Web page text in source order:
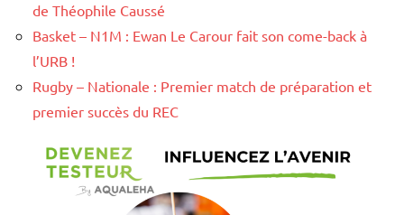
de Théophile Caussé
Basket – N1M : Ewan Le Carour fait son come-back à
l’URB !
Rugby – Nationale : Premier match de préparation et
premier succès du REC